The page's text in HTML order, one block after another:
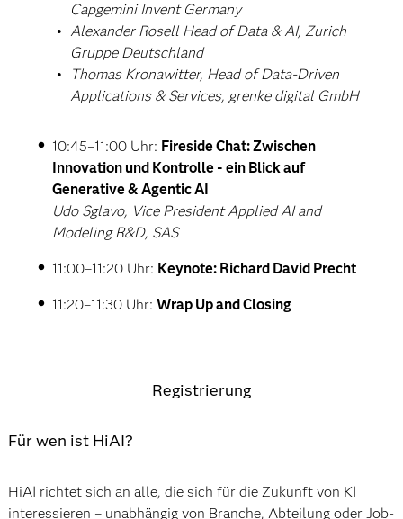
Capgemini Invent Germany
Alexander Rosell Head of Data & AI, Zurich
Gruppe Deutschland
Thomas Kronawitter, Head of Data-Driven
Applications & Services, grenke digital GmbH
10:45–11:00 Uhr: Fireside Chat: Zwischen
Innovation und Kontrolle - ein Blick auf
Generative & Agentic AI
Udo Sglavo, Vice President Applied AI and
Modeling R&D, SAS
11:00–11:20 Uhr: Keynote: Richard David Precht
11:20–11:30 Uhr: Wrap Up and Closing
Registrierung
Für wen ist HiAI?
HiAI richtet sich an alle, die sich für die Zukunft von KI
interessieren – unabhängig von Branche, Abteilung oder Job-